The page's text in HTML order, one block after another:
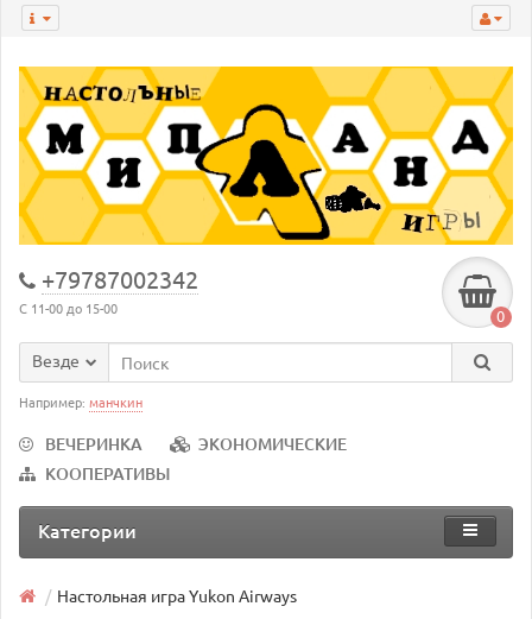
+79787002342
С 11-00 до 15-00 0
Везде
Например: манчкин
ВЕЧЕРИНКА
ЭКОНОМИЧЕСКИЕ
КООПЕРАТИВЫ
Категории
Настольная игра Yukon Airways